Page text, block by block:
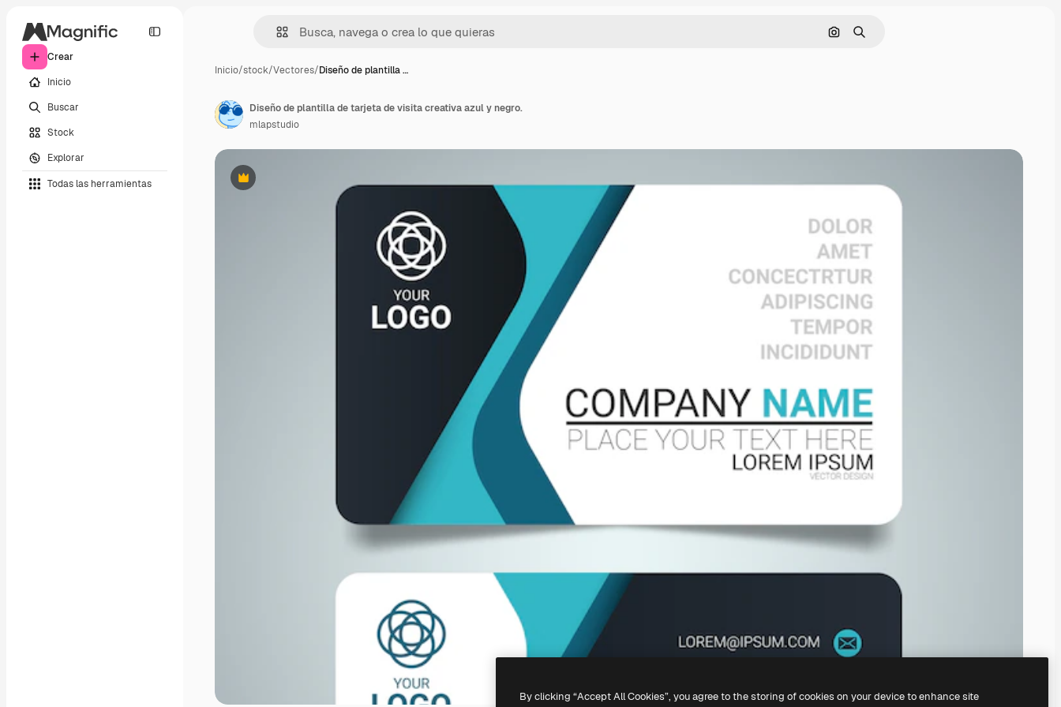
Crear
Inicio
Buscar
Stock
Explorar
Todas las herramientas
Buscar por imagen
Buscar
Inicio/stock/Vectores/Diseño de plantilla …
Premium
Diseño de plantilla de tarjeta de visita creativa azul y negro.
mlapstudio
By clicking “Accept All Cookies”, you agree to the storing of cookies on your device to enhance site